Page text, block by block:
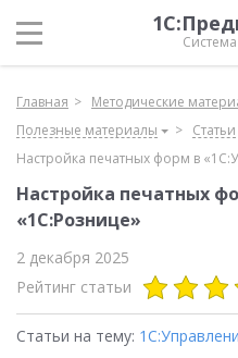
Главная Методические
Полезные материалы
Статьи
Настройка печатных форм в
Настройка печатных
«1С:Рознице»
2 декабря 2025
Рейтинг статьи
Статьи на тему: